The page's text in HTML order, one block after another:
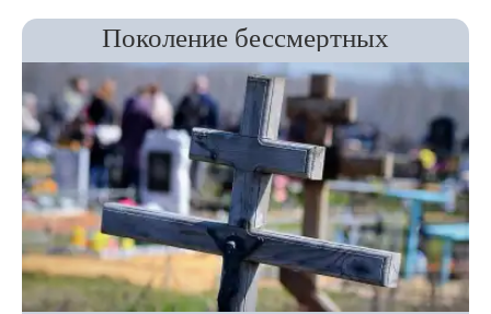
Поколение бессмертных